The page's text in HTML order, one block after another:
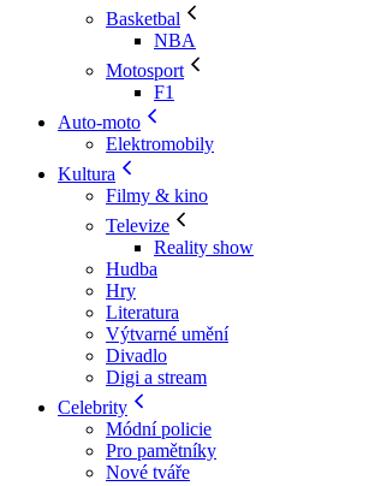
Basketbal
NBA
Motosport
F1
Auto-moto
Elektromobily
Kultura
Filmy & kino
Televize
Reality show
Hudba
Hry
Literatura
Výtvarné umění
Divadlo
Digi a stream
Celebrity
Módní policie
Pro pamětníky
Nové tváře